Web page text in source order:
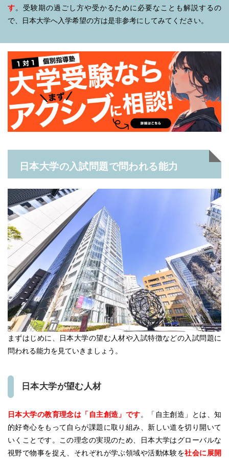
す。受験期の過ごし方や受かるために必要なことも解説するの
で、日本大学へ入学希望の方は是非参考にしてみてください。
日本大学の入試問題で問われる能力
まずはじめに、日本大学の望む人材や入試特徴などの入試問題に
問われる能力を見ていきましょう。
日本大学が望む人材
日本大学の教育理念は「自主創造」です。「自主創造」とは、知
的好奇心をもって自らが課題に取り組み、新しい道を切り開いて
いくことです。この理念の実現のため、日本大学はグローバルな
視野で物事を捉え、それぞれが学ぶ領域や活動体験を社会に展開